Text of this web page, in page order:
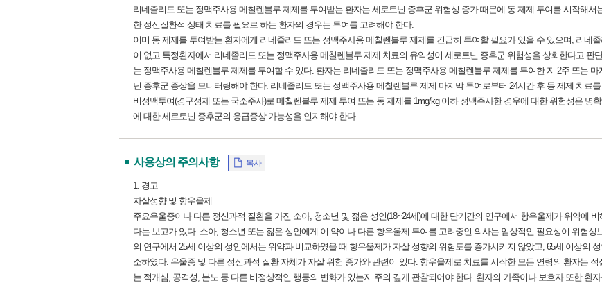
리네졸리드 또는 정맥주사용 메칠렌블루 제제를 투여받는 환자는 세로토닌 증후군 위험성 증가 때문에 동 제제 투여를 시작해
한 정신질환적 상태 치료를 필요로 하는 환자의 경우는 투여를 고려해야 한다.
이미 동 제제를 투여받는 환자에게 리네졸리드 또는 정맥주사용 메칠렌블루 제제를 긴급히 투여할 필요가 있을 수 있으며, 리네
이 없고 특정환자에서 리네졸리드 또는 정맥주사용 메칠렌블루 제제 치료의 유익성이 세로토닌 증후군 위험성을 상회한다고 판
는 정맥주사용 메칠렌블루 제제를 투여할 수 있다. 환자는 리네졸리드 또는 정맥주사용 메칠렌블루 제제를 투여한 지 2주 또는
닌 증후군 증상을 모니터링해야 한다. 리네졸리드 또는 정맥주사용 메칠렌블루 제제 마지막 투여로부터 24시간 후 동 제제 치료
비정맥투여(경구정제 또는 국소주사)로 메칠렌블루 제제 투여 또는 동 제제를 1mg/kg 이하 정맥주사한 경우에 대한 위험성은 명
에 대한 세로토닌 증후군의 응급증상 가능성을 인지해야 한다.
사용상의 주의사항 복사
1. 경고
자살성향 및 항우울제
주요우울증이나 다른 정신과적 질환을 가진 소아, 청소년 및 젊은 성인(18~24세)에 대한 단기간의 연구에서 항우울제가 위약에
다는 보고가 있다. 소아, 청소년 또는 젊은 성인에게 이 약이나 다른 항우울제 투여를 고려중인 의사는 임상적인 필요성이 위험
의 연구에서 25세 이상의 성인에서는 위약과 비교하였을 때 항우울제가 자살 성향의 위험도를 증가시키지 않았고, 65세 이상의
소하였다. 우울증 및 다른 정신과적 질환 자체가 자살 위험 증가와 관련이 있다. 항우울제로 치료를 시작한 모든 연령의 환자는
는 적개심, 공격성, 분노 등 다른 비정상적인 행동의 변화가 있는지 주의 깊게 관찰되어야 한다. 환자의 가족이나 보호자 또한 환